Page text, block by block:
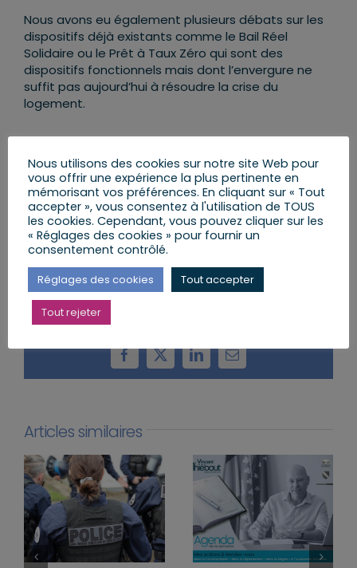
Nous avons eu également plusieurs débats sur les
dispositifs déjà existants comme le Bail Réel
Solidaire ou le Prêt à Taux Zéro qui sont des
dispositifs fonctionnels mais dont l’envergure ne
suffit pas aujourd’hui à résoudre la crise du
logement.
Je remercie l’ensemble des acteurs
présents lors de cette réunion pour
leur volonté d’échanger et
d’avancer collectivement.
Facebook
X LinkedInEmail
Articles similaires
Nous utilisons des cookies sur notre site Web pour
vous offrir une expérience la plus pertinente en
mémorisant vos préférences. En cliquant sur « Tout
accepter », vous consentez à l'utilisation de TOUS
les cookies. Cependant, vous pouvez cliquer sur les
« Réglages des cookies » pour fournir un
consentement contrôlé.
Réglages des cookies Tout accepter
Tout rejeter